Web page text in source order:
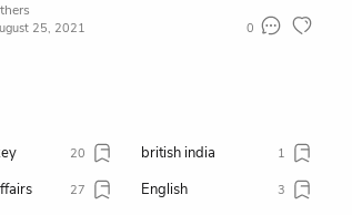
25, 2021 0
20 british india 1
27 English 3